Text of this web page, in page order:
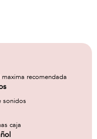
maxima recomendada
sonidos
caja